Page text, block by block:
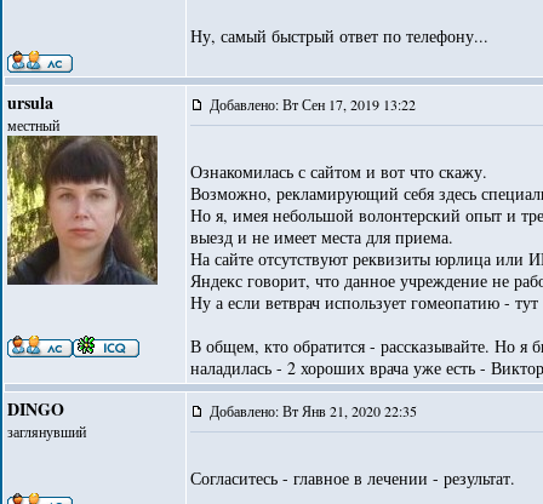
Ну, самый быстрый ответ по телефону...
ursula
местный
Добавлено: Вт Сен 17, 2019 13:22
Ознакомилась с сайтом и вот что скажу.
Возможно, рекламирующий себя здесь
Но я, имея небольшой волонтерский опыт и
выезд и не имеет места для приема.
На сайте отсутствуют реквизиты юрлица или
Яндекс говорит, что данное учреждение не
Ну а если ветврач использует гомеопатию -
В общем, кто обратится - рассказывайте. Но я
наладилась - 2 хороших врача уже есть -
DINGO
заглянувший
Добавлено: Вт Янв 21, 2020 22:35
Согласитесь - главное в лечении - результат.